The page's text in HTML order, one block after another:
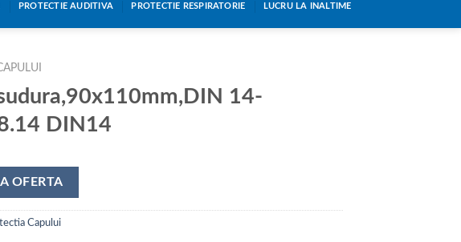
PROTECTIE AUDITIVA PROTECTIE RESPIRATORIE LUCRU LA INALTIME
14-
DIN14
OFERTA
Capului